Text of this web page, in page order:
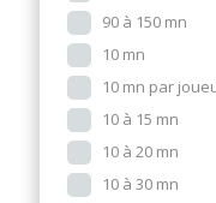
90 à 150 mn
10 mn
10 mn par
10 à 15 mn
10 à 20 mn
10 à 30 mn